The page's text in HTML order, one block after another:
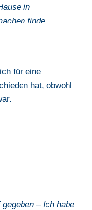
in
finde
für eine
hat, obwohl
– Ich habe